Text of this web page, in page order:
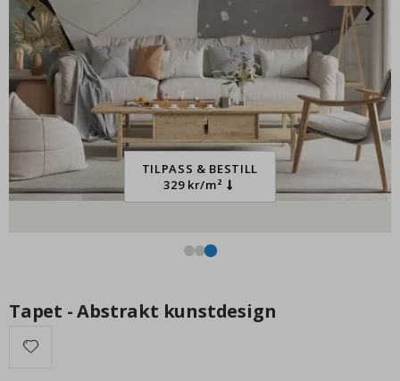
95,00 Kr
TILPASS & BESTILL
329 kr/m²
Tapet - Abstrakt kunstdesign